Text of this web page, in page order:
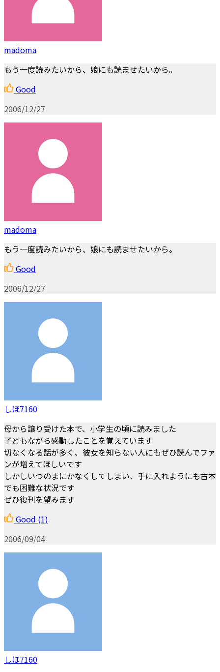
madoma
もう一度読みたいから、娘にも読ませたいから。
Good
2006/12/27
madoma
もう一度読みたいから、娘にも読ませたいから。
Good
2006/12/27
しほ7160
母から譲り受けた本で、小学生の頃に読みました
子どもながら感動したことを覚えています
切なくなる話が多く、彼女を知らない人にもぜひ読んでファ
ンが増えてほしいです
しかしいつのまにかなくしてしまい、手に入れようにも古本
でも困難な状況です
ぜひ復刊を望みます
Good (1)
2006/09/04
しほ7160